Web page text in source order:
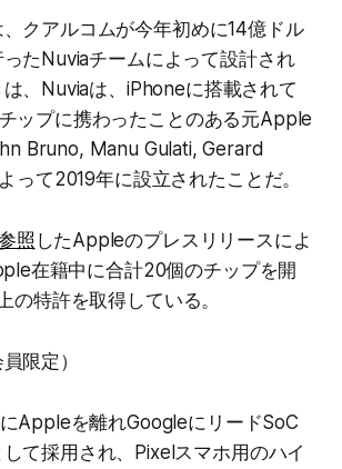
クアルコムが今年初めに14億ドル
たNuviaチームによって設計され
、Nuviaは、iPhoneに搭載されて
ップに携わったことのある元Apple
Bruno, Manu Gulati, Gerard
って2019年に設立されたことだ。
照 したAppleのプレスリリースによ
在籍中に合計20個のチップを開
の特許を取得している。
限定）
Appleを離れGoogleにリードSoC
て採用され、Pixelスマホ用のハイ